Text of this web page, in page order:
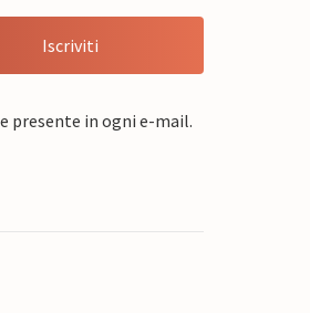
Iscriviti
presente in ogni e-mail.